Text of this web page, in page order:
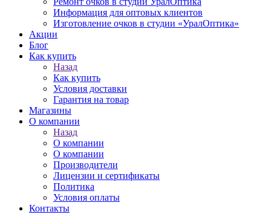
Информация для оптовых клиентов
Изготовление очков в студии «УралОптика»
Акции
Блог
Как купить
Назад
Как купить
Условия доставки
Гарантия на товар
Магазины
О компании
Назад
О компании
О компании
Производители
Лицензии и сертификаты
Политика
Условия оплаты
Контакты